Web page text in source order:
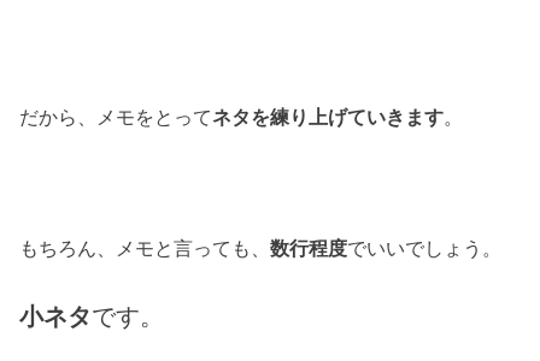
だから、メモをとってネタを練り上げていきます。
もちろん、メモと言っても、数行程度でいいでしょう。
小ネタです。